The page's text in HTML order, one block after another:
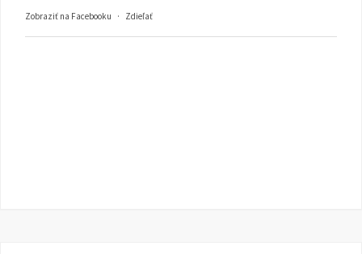
Zobraziť na Facebooku · Zdieľať